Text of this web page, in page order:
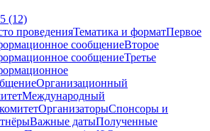
(12)
проведенияТематика и форматПервое
сообщениеВторое
сообщениеТретье
Организационный
Международный
ОрганизаторыСпонсоры и
Важные датыПолученные